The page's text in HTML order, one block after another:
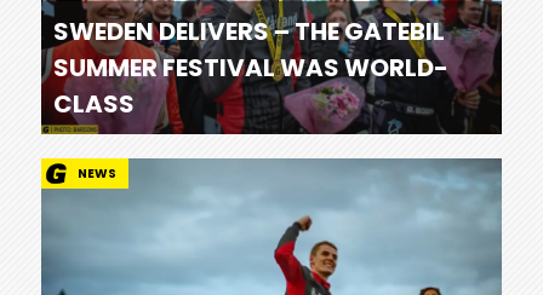
SWEDEN DELIVERS – THE GATEBIL
SUMMER FESTIVAL WAS WORLD-
CLASS
NEWS